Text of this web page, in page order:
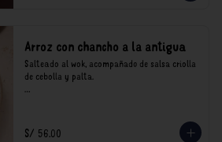
Arroz con chancho a la antigua
Salteado al wok, acompañado de salsa criolla
de cebolla y palta.
consumo.
S/ 56.00